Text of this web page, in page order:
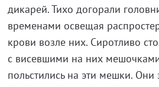
дикарей. Тихо догорали
временами освещая
крови возле них. Сиротливо
с висевшими на них
польстились на эти мешки. Они